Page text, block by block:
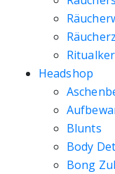
Headshop
Blunts
Body
Bong